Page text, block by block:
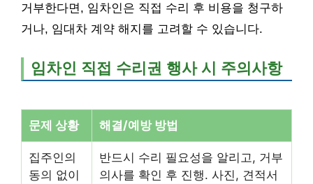
거부한다면, 임차인은 직접 수리 후 비용을 청구하
거나, 임대차 계약 해지를 고려할 수 있습니다.
임차인 직접 수리권 행사 시 주의사항
문제 상황 해결/예방 방법
집주인의
동의 없이
반드시 수리 필요성을 알리고, 거부
의사를 확인 후 진행. 사진, 견적서